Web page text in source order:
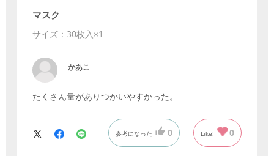
継続して使用したいです！
マスク
サイズ：30枚入×1
かあこ
たくさん量がありつかいやすかった。
参考になった 0 Like! 0